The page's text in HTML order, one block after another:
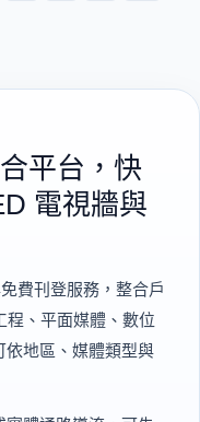
平台，快
電視牆與
費刊登服務，整合戶
程、平面媒體、數位
依地區、媒體類型與